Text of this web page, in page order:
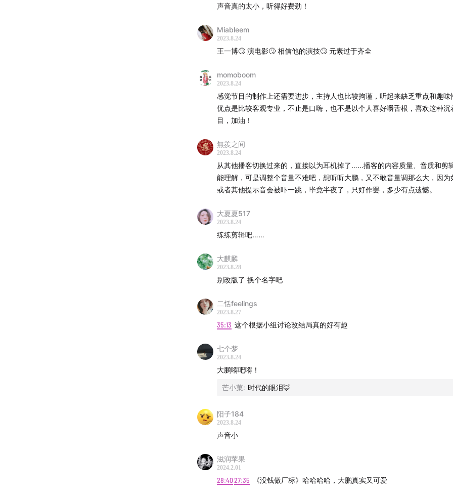
了解更多行业精彩内容。
【时间轴】
大鹏介绍今年的五部电影
05:25 大鹏谈“被业内称为路演第一人”
自导自演其实是大鹏的Plan B
23:56 大鹏导演电影母题是什么？
为什么大鹏导演的电影里总有一个回东北的角色？
37:41 惊叹号这个动作在创作电影之前就确定了
41:10
《吉祥如意》对后续的创作和生活是否有改变
56:16 《缝纫机乐队》时期，非常在意观众的评价
从《煎饼侠》开始，每一部电影都挺意外的
01:03:18比上影节拿影帝更让大鹏开心的事
视觉：@茶茶
更多节目相关内容，欢迎关注微博和微信公众号：娱乐资本论
声音真的太小，听得好费劲！
Miableem
2023.8.24
王一博🙄️ 演电影🙄️ 相信他的演技🙄️ 元素过于齐全
momoboom
2023.8.24
感觉节目的制作上还需要进步，主持人也比较拘谨，听起来缺乏重点和趣味
优点是比较客观专业，不止是口嗨，也不是以个人喜好嚼舌根，喜欢这种沉
目，加油！
無羨之间
2023.8.24
从其他播客切换过来的，直接以为耳机掉了……播客的内容质量、音质和剪
能理解，可是调整个音量不难吧，想听听大鹏，又不敢音量调那么大，因为
或者其他提示音会被吓一跳，毕竟半夜了，只好作罢，多少有点遗憾。
大夏夏517
2023.8.24
练练剪辑吧……
大麒麟
2023.8.28
别改版了 换个名字吧
二恬feelings
2023.8.27
35:13 这个根据小组讨论改结局真的好有趣
七个梦
2023.8.24
大鹏嘚吧嘚！
芒小菓: 时代的眼泪🦊
阳子184
2023.8.24
声音小
滋润苹果
2024.2.01
28:4027:35 《没钱做厂标》哈哈哈哈，大鹏真实又可爱